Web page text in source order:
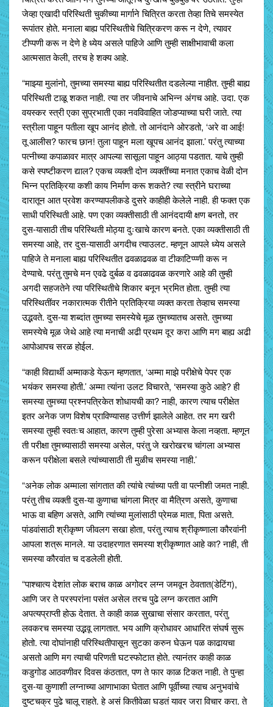
जेव्हा एखादी परिस्थिती चुकीच्या मार्गाने चित्रित करता तेव्हा तिचे समस्येत
रूपांतर होते. मनाला बाह्य परिस्थितीचे चित्रिकरण करू न देणे, त्यावर
टीप्पणी करू न देणे हे ध्येय असले पाहिजे आणि तुम्ही साक्षीभावाची कला
आत्मसात केली, तरच हे शक्य आहे.
“माझ्या मुलांनो, तुमच्या समस्या बाह्य परिस्थितीत दडलेल्या नाहीत. तुम्ही बाह्य
परिस्थिती टाळू शकत नाही. त्या तर जीवनाचे अभिन्न अंगच आहे. उदा. एक
वयस्कर स्त्री एका सुप्रभाती एका नवविवाहित जोडप्याच्या घरी जाते. त्या
स्त्रीला पाहून पतीला खूप आनंद होतो. तो आनंदाने ओरडतो, ‘अरे वा आई!
तू आलीस? फारच छान! तुला पाहून मला खूपच आनंद झाला.’ परंतु त्याच्या
पत्नीच्या कपाळावर मात्र आपल्या सासूला पाहून आठ्या पडतात. याचे तुम्ही
कसे स्पष्टीकरण द्याल? एकच व्यक्ती दोन व्यक्तींच्या मनात एकाच वेळी दोन
भिन्न प्रतिक्रिया कशी काय निर्माण करू शकते? त्या स्त्रीने घराच्या
दारातून आत प्रवेश करण्यापलीकडे दुसरे काहीही केलेले नाही. ही फक्त एक
साधी परिस्थिती आहे. पण एका व्यक्तीसाठी ती आनंददायी क्षण बनतो, तर
दुस-यासाठी तीच परिस्थिती मोठ्या दुःखाचे कारण बनते. एका व्यक्तीसाठी ती
समस्या आहे, तर दुस-यासाठी अगदीच त्याउलट. म्हणून आपले ध्येय असले
पाहिजे ते मनाला बाह्य परिस्थितीत ढवळाढवळ वा टीकाटिप्प्णी करू न
देण्याचे. परंतु तुमचे मन एवढे दुर्बळ व ढवळाढवळ करणारे आहे की तुम्ही
अगदी सहजतेने त्या परिस्थितीचे शिकार बनून भ्रमित होता. तुम्ही त्या
परिस्थितींवर नकारात्मक रीतीने प्रतिक्रिया व्यक्त करता तेव्हाच समस्या
उद्भवते. दुस-या शब्दांत तुमच्या समस्येचे मूळ तुमच्यातच असते. तुमच्या
समस्येचे मूळ जेथे आहे त्या मनाची अढी प्रथम दूर करा आणि मग बाह्य अढी
आपोआपच सरळ होईल.
“काही विद्यार्थी अम्माकडे येऊन म्हणतात, ‘अम्मा माझे परीक्षेचे पेपर एक
भयंकर समस्या होती.’ अम्मा त्यांना उलट विचारते, ‘समस्या कुठे आहे? ही
समस्या तुमच्या प्रश्नपत्रिकेत शोधायची का? नाही, कारण त्याच परीक्षेत
इतर अनेक जण विशेष प्राविण्यासह उत्तीर्ण झालेले आहेत. तर मग खरी
समस्या तुम्ही स्वतःच आहात, कारण तुम्ही पुरेसा अभ्यास केला नव्हता. म्हणून
ती परीक्षा तुमच्यासाठी समस्या असेल, परंतु जे खरोखरच चांगला अभ्यास
करून परीक्षेला बसले त्यांच्यासाठी ती मुळीच समस्या नाही.’
“अनेक लोक अम्माला सांगतात की त्यांचे त्यांच्या पती वा पत्नीशी जमत नाही.
परंतु तीच व्यक्ती दुस-या कुणाचा चांगला मित्र वा मैत्रिण असते, कुणाचा
भाऊ वा बहिण असते, आणि त्यांच्या मुलांसाठी प्रेमळ माता, पिता असते.
पांडवांसाठी श्रीकृष्ण जीवलग सखा होता, परंतु त्याच श्रीकृष्णाला कौरवांनी
आपला शत्रू मानले. या उदाहरणात समस्या श्रीकृष्णात आहे का? नाही, ती
समस्या कौरवांत च दडलेली होती.
“पाश्चात्य देशांत लोक बराच काळ अगोदर लग्न जमवून ठेवतात(डेटिंग),
आणि जर ते परस्परांना पसंत असेल तरच पुढे लग्न करतात आणि
अपत्यप्राप्ती होऊ देतात. ते काही काळ सुखाचा संसार करतात, परंतु
लवकरच समस्या उद्भवू लागतात. भय आणि क्रोधावर आधारित संघर्ष सुरू
होतो. त्या दोघांनाही परिस्थितीपासून सुटका करुन घेऊन पळ काढायचा
असतो आणि मग त्याची परिणती घटस्फोटात होते. त्यानंतर काही काळ
कडुगोड आठवणीवर दिवस कंठतात, पण ते फार काळ टिकत नाही. ते पुन्हा
दुस-या कुणाशी लग्नाच्या आणाभाका घेतात आणि पूर्वीच्या त्याच अनुभवांचे
दुष्टचक्र पुढे चालू राहते. हे असं कितीवेळा घडतं यावर जरा विचार करा. ते